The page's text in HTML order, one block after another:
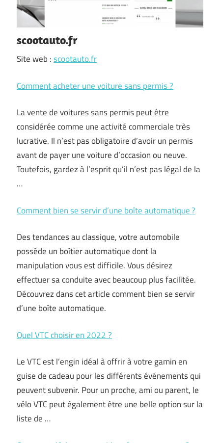
scootauto.fr
Site web :scootauto.fr
Comment acheter une voiture sans permis ?
La vente de voitures sans permis peut être
considérée comme une activité commerciale très
lucrative. Il n’est pas obligatoire d’avoir un permis
avant de payer une voiture d’occasion ou neuve.
Toutefois, gardez à l’esprit qu’il n’est pas légal de la
…
Comment bien se servir d’une boîte automatique ?
Des tendances au classique, votre automobile
possède un boîtier automatique dont la
manipulation vous est difficile. Vous désirez
effectuer sa conduite avec beaucoup plus facilitée.
Découvrez dans cet article comment bien se servir
d’une boîte automatique.
Quel VTC choisir en 2022 ?
Le VTC est l’engin idéal à offrir à votre gamin en
guise de cadeau pour les différents événements qui
peuvent subvenir. Pour un proche, ami ou parent, le
vélo VTC peut également être une belle option sur la
liste de …